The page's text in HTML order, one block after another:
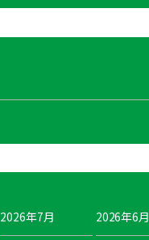
2026年7月 2026年6月